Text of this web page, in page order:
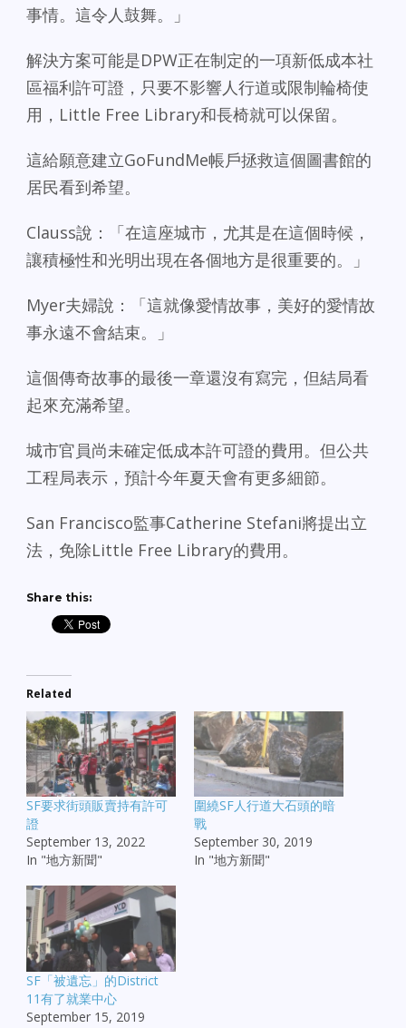
事情。這令人鼓舞。」
解決方案可能是DPW正在制定的一項新低成本社
區福利許可證，只要不影響人行道或限制輪椅使
用，Little Free Library和長椅就可以保留。
這給願意建立GoFundMe帳戶拯救這個圖書館的
居民看到希望。
Clauss說：「在這座城市，尤其是在這個時候，
讓積極性和光明出現在各個地方是很重要的。」
Myer夫婦說：「這就像愛情故事，美好的愛情故
事永遠不會結束。」
這個傳奇故事的最後一章還沒有寫完，但結局看
起來充滿希望。
城市官員尚未確定低成本許可證的費用。但公共
工程局表示，預計今年夏天會有更多細節。
San Francisco監事Catherine Stefani將提出立
法，免除Little Free Library的費用。
Share this:
Related
SF要求街頭販賣持有許可
證
September 13, 2022
In "地方新聞"
圍繞SF人行道大石頭的暗
戰
September 30, 2019
In "地方新聞"
SF「被遺忘」的District
11有了就業中心
September 15, 2019